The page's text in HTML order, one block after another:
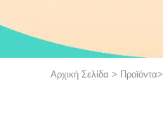
Αρχική Σελίδα > Προϊόντα>